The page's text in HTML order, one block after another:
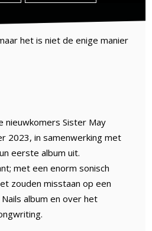
het is niet de enige manier
nieuwkomers Sister May
2023, in samenwerking met
eerste album uit.
met een enorm sonisch
zouden misstaan ​​op een
album en over het